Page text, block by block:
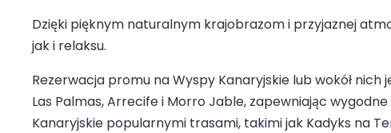
Dzięki pięknym naturalnym krajobrazom i przyjaznej
jak i relaksu.
Rezerwacja promu na Wyspy Kanaryjskie lub wokół
Las Palmas, Arrecife i Morro Jable, zapewniając
Kanaryjskie popularnymi trasami, takimi jak Kadyks na